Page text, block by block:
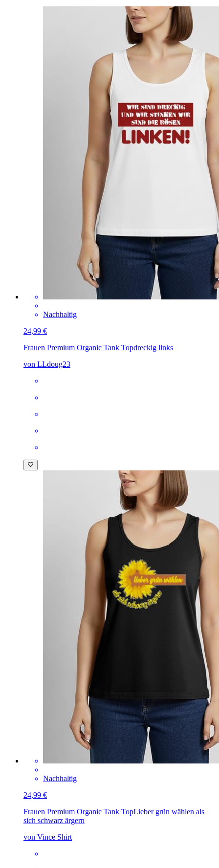
Nachhaltig
24,99 €
Frauen Premium Organic Tank Topdreckig links
von LLdoug23
Nachhaltig
24,99 €
Frauen Premium Organic Tank TopLieber grün wählen als
sich schwarz ärgern
von Vince Shirt